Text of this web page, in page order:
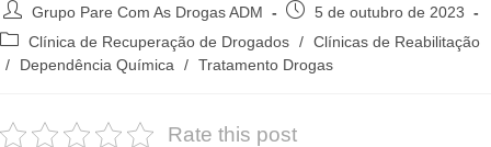
Autor
do
post:
Grupo Pare Com As Drogas ADM
Post
publicado:
5 de outubro de 2023
Categoria
do
Clínica de Recuperação de Drogados / Clínicas de Reabilitação
/
Dependência Química / Tratamento Drogas
Rate this post